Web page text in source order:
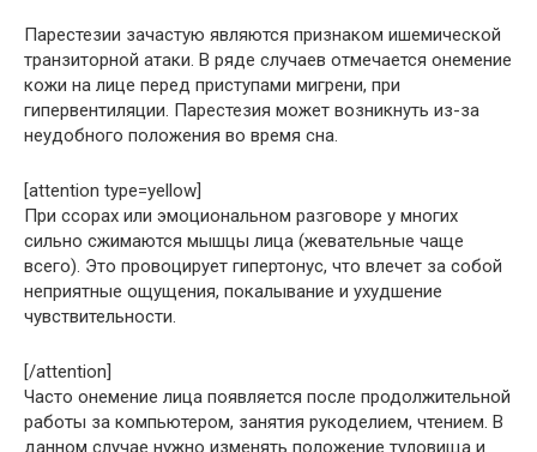
Парестезии зачастую являются признаком ишемической
транзиторной атаки. В ряде случаев отмечается онемение
кожи на лице перед приступами мигрени, при
гипервентиляции. Парестезия может возникнуть из-за
неудобного положения во время сна.
[attention type=yellow]
При ссорах или эмоциональном разговоре у многих
сильно сжимаются мышцы лица (жевательные чаще
всего). Это провоцирует гипертонус, что влечет за собой
неприятные ощущения, покалывание и ухудшение
чувствительности.
[/attention]
Часто онемение лица появляется после продолжительной
работы за компьютером, занятия рукоделием, чтением. В
данном случае нужно изменять положение туловища и